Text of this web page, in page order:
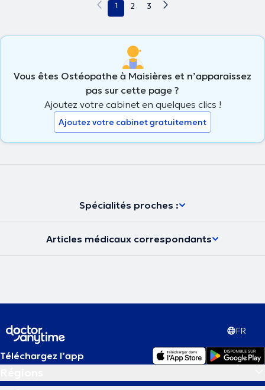
1 2 3
Vous êtes Ostéopathe à Maisières et n’apparaissez
pas sur cette page ?
Ajoutez votre cabinet en quelques clics !
Ajoutez votre cabinet gratuitement
Spécialités proches :
Articles médicaux correspondants
FR
Téléchargez l’app